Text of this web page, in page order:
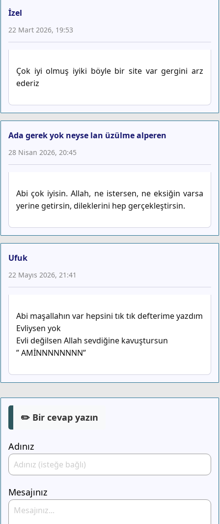
İzel
22 Mart 2026, 19:53
Çok iyi olmuş iyiki böyle bir site var gergini arz
ederiz
Ada gerek yok neyse lan üzülme alperen
28 Nisan 2026, 20:45
Abi çok iyisin. Allah, ne istersen, ne eksiğin varsa
yerine getirsin, dileklerini hep gerçekleştirsin.
Ufuk
22 Mayıs 2026, 21:41
Abi maşallahın var hepsini tık tık defterime yazdım
Evliysen yok
Evli değilsen Allah sevdiğine kavuştursun
” AMİNNNNNNNN”
✏️ Bir cevap yazın
Adınız
Mesajınız